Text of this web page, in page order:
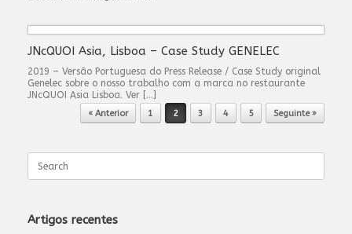
JNcQUOI Asia, Lisboa – Case Study GENELEC
2019 – Versão Portuguesa do Press Release / Case Study original
Genelec sobre o nosso trabalho com a marca no restaurante
JNcQUOI Asia Lisboa. Ver […]
Post navigation« Anterior 1 2 3 4 5 Seguinte »
for:
Artigos recentes